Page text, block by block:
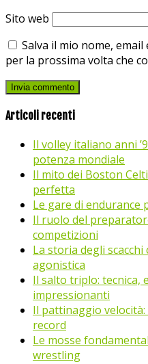
Sito web
Salva il mio nome,
per la prossima volta che
Articoli recenti
Il volley italiano anni
potenza mondiale
Il mito dei Boston
perfetta
Le gare di endurance
Il ruolo del
competizioni
La storia degli
agonistica
Il salto triplo: tecnica,
impressionanti
Il pattinaggio
record
Le mosse
wrestling